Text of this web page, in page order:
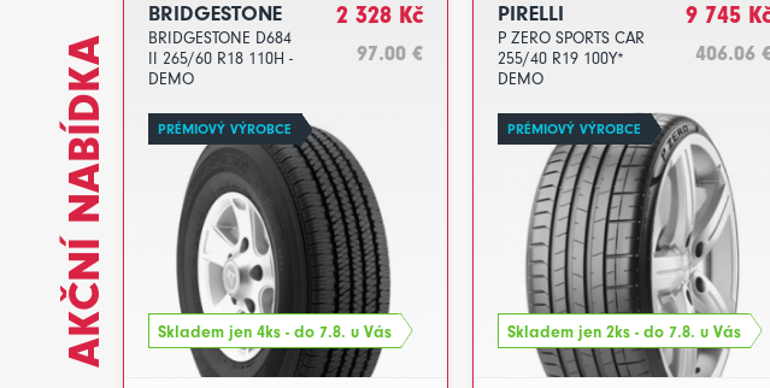
AKČNÍ NABÍDKA
BRIDGESTONE
BRIDGESTONE D684
II 265/60 R18 110H -
DEMO
2 328 Kč
97.00 €
PRÉMIOVÝ VÝROBCE
Skladem jen 4ks - do 7.8. u Vás
PIRELLI
P ZERO SPORTS CAR
255/40 R19 100Y*
DEMO
9 745
406.06
PRÉMIOVÝ VÝROBCE
Skladem jen 2ks - do 7.8. u Vás